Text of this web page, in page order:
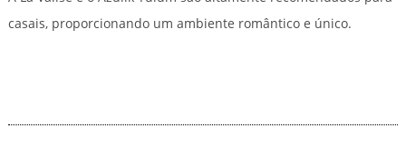
casais, proporcionando um ambiente romântico e único.